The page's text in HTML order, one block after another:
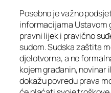
Posebno je važno
informacijama Ustavom
pravni lijek i pravično
sudom. Sudska zaštita
djelotvorna, a ne
kojem građanin, novinar
dokažu povredu prava